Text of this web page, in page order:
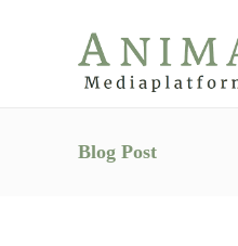
Blog Post